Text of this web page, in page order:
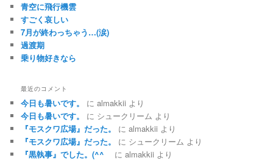
青空に飛行機雲
すごく哀しい
7月が終わっちゃう…(涙)
過渡期
乗り物好きなら
最近のコメント
今日も暑いです。 にalmakkii より
今日も暑いです。
に シュークリーム より
『モスクワ広場』だった。
にalmakkii より
『モスクワ広場』だった。
に シュークリーム より
『黒執事』でした。(^^ゞ
にalmakkii より